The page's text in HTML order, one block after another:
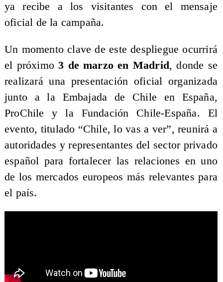
ya recibe a los visitantes con el mensaje
oficial de la campaña.
Un momento clave de este despliegue ocurrirá
el próximo3 de marzo en Madrid, donde se
realizará una presentación oficial organizada
junto a la Embajada de Chile en España,
ProChile y la Fundación Chile-España. El
evento, titulado “Chile, lo vas a ver”, reunirá a
autoridades y representantes del sector privado
español para fortalecer las relaciones en uno
de los mercados europeos más relevantes para
el país.